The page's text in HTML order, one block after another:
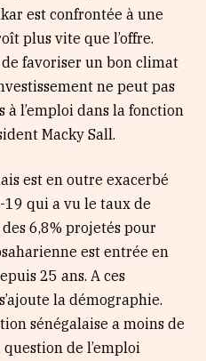
est confrontée à une
plus vite que l’offre.
favoriser un bon climat
ne peut pas
l’emploi dans la fonction
Macky Sall.
est en outre exacerbé
qui a vu le taux de
6,8% projetés pour
est entrée en
25 ans. A ces
la démographie.
sénégalaise a moins de
de l’emploi